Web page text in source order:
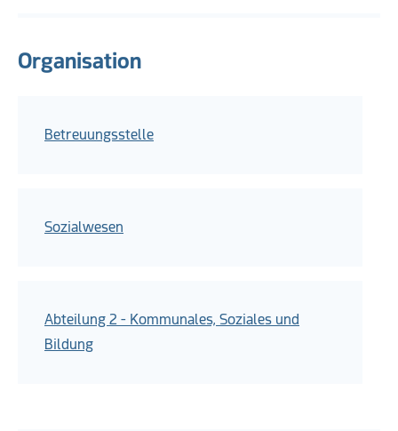
Organisation
Betreuungsstelle
Sozialwesen
Abteilung 2 - Kommunales, Soziales und
Bildung